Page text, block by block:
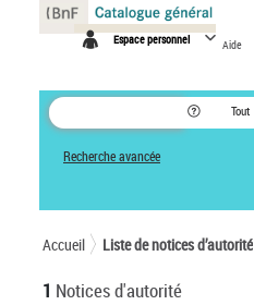
Espace personnel Aide
Tout
Recherche avancée
Accueil Liste de notices d’autorité
1 Notices d'autorité
Panneau de gestion des cookies